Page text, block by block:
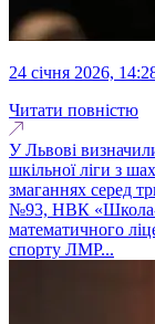
24 січня 2026,
Читати повністю
У Львові
шкільної ліги з
змаганнях серед
№93, НВК «Школа-
математичного
спорту ЛМР...